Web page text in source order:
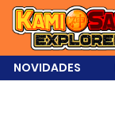
NOVIDADES